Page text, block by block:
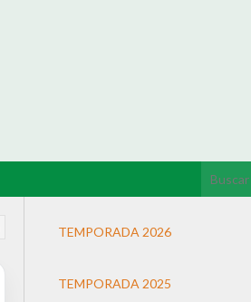
TEMPORADA 2026
TEMPORADA 2025